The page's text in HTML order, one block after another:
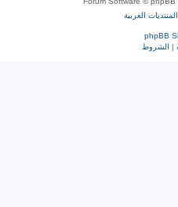
المنتديات العربية
phpBB
| الشروط